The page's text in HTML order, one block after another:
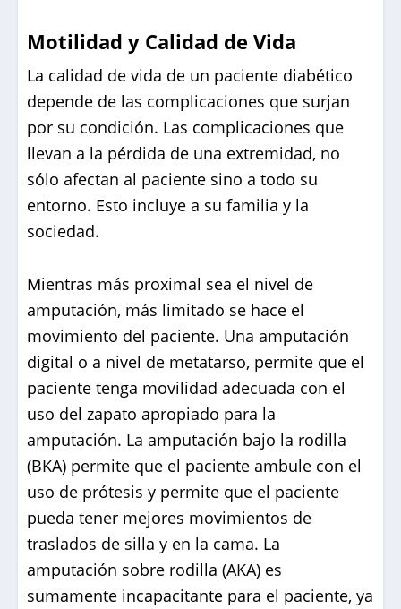
Motilidad y Calidad de Vida
La calidad de vida de un paciente diabético
depende de las complicaciones que surjan
por su condición. Las complicaciones que
llevan a la pérdida de una extremidad, no
sólo afectan al paciente sino a todo su
entorno. Esto incluye a su familia y la
sociedad.
Mientras más proximal sea el nivel de
amputación, más limitado se hace el
movimiento del paciente. Una amputación
digital o a nivel de metatarso, permite que el
paciente tenga movilidad adecuada con el
uso del zapato apropiado para la
amputación. La amputación bajo la rodilla
(BKA) permite que el paciente ambule con el
uso de prótesis y permite que el paciente
pueda tener mejores movimientos de
traslados de silla y en la cama. La
amputación sobre rodilla (AKA) es
sumamente incapacitante para el paciente, ya